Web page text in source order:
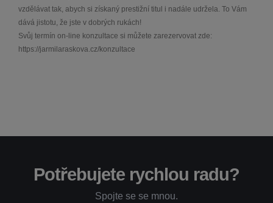
vzdělávat tak, abych si získaný prestižní titul i nadále udržela. To Vám
dává jistotu, že jste v dobrých rukách!
Svůj termín on-line konzultace si můžete zarezervovat zde:
https://jarmilaraskova.cz/konzultace
Potřebujete rychlou radu?
Spojte se se mnou.